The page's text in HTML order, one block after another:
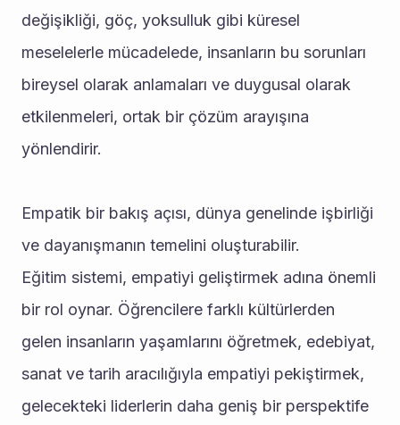
değişikliği, göç, yoksulluk gibi küresel
meselelerle mücadelede, insanların bu sorunları
bireysel olarak anlamaları ve duygusal olarak
etkilenmeleri, ortak bir çözüm arayışına
yönlendirir.
Empatik bir bakış açısı, dünya genelinde işbirliği
ve dayanışmanın temelini oluşturabilir.
Eğitim sistemi, empatiyi geliştirmek adına önemli
bir rol oynar. Öğrencilere farklı kültürlerden
gelen insanların yaşamlarını öğretmek, edebiyat,
sanat ve tarih aracılığıyla empatiyi pekiştirmek,
gelecekteki liderlerin daha geniş bir perspektife